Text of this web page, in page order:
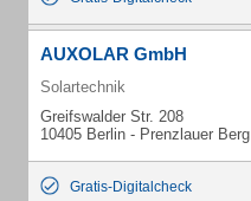
AUXOLAR GmbH
Solartechnik
Greifswalder Str. 208
10405 Berlin - Prenzlauer Berg
Gratis-Digitalcheck